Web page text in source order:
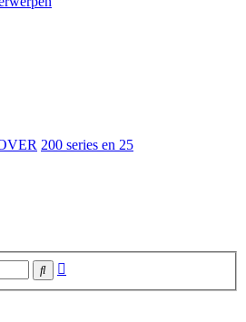
200 series en 25
Zoek